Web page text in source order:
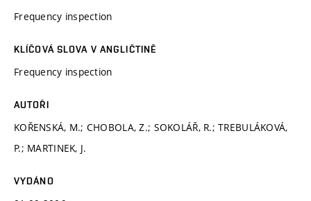
Frequency inspection
KLÍČOVÁ SLOVA V ANGLIČTINĚ
Frequency inspection
AUTOŘI
KOŘENSKÁ, M.; CHOBOLA, Z.; SOKOLÁŘ, R.; TREBULÁKOVÁ,
P.; MARTINEK, J.
VYDÁNO